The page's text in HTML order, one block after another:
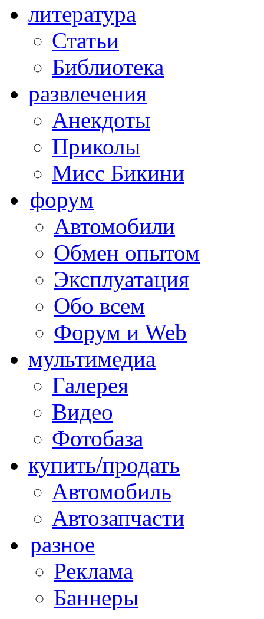
литература
Статьи
Библиотека
развлечения
Анекдоты
Приколы
Мисс Бикини
форум
Автомобили
Обмен опытом
Эксплуатация
Обо всем
Форум и Web
мультимедиа
Галерея
Видео
Фотобаза
купить/продать
Автомобиль
Автозапчасти
разное
Реклама
Баннеры